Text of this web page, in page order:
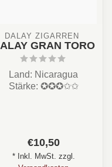
DALAY ZIGARREN
GRAN TORO
Land: Nicaragua
Stärke: ✪✪✪✩✩
€10,50
* Inkl. MwSt. zzgl.